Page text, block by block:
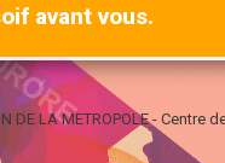
DE LA METROPOLE - Centre
avant vous.